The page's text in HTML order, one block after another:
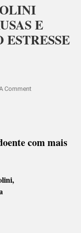
E
ESTRESSE
CommentOn
E
com mais